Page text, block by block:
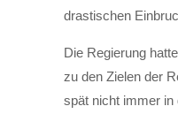
drastischen
Die Regierung
zu den Zielen der
spät nicht immer in